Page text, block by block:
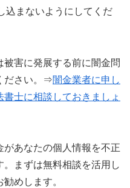
込まないようにしてくだ
害に発展する前に闇金問
ださい。⇒闇金業者に申し
士に相談しておきましょ
があなたの個人情報を不正
まずは無料相談を活用し
めします。